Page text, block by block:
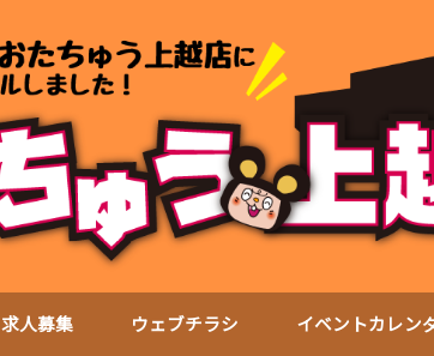
求人募集 ウェブチラシ イベントカレン